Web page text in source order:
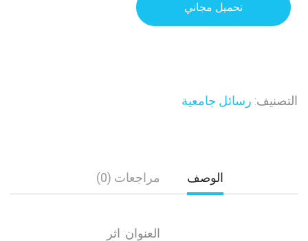
تحميل مجاني
التصنيف: رسائل جامعية
الوصف مراجعات (0)
العنوان: اثر